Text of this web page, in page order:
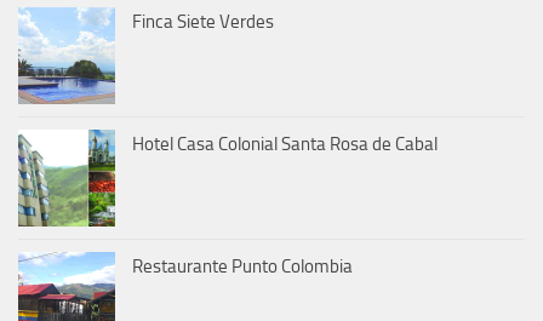
Finca Siete Verdes
Hotel Casa Colonial Santa Rosa de Cabal
Restaurante Punto Colombia